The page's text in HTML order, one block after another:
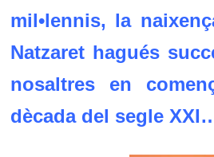
mil•lennis, la
Natzaret hagués
nosaltres en
dècada del segle